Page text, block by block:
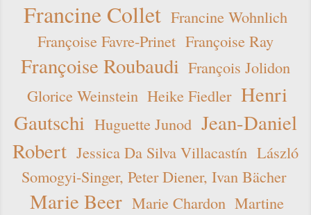
Francine Collet Francine Wohnlich
Françoise Favre-Prinet Françoise Ray
Françoise Roubaudi François Jolidon
Glorice Weinstein Heike Fiedler Henri
Gautschi Huguette Junod Jean-Daniel
Robert Jessica Da Silva Villacastín László
Somogyi-Singer, Peter Diener, Ivan Bächer
Marie Beer Marie Chardon Martine